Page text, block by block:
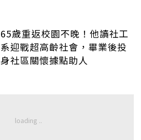
65歲重返校園不晚！他讀社工
系迎戰超高齡社會，畢業後投
身社區關懷據點助人